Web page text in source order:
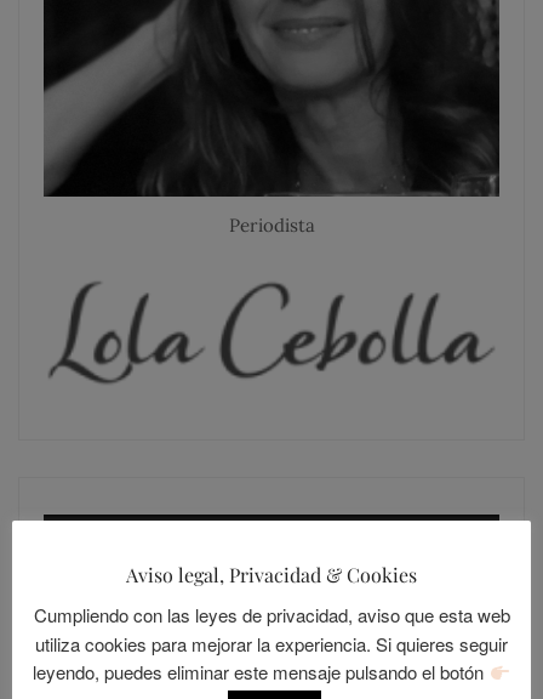
Periodista
Aviso legal, Privacidad & Cookies
Cumpliendo con las leyes de privacidad, aviso que esta web
utiliza cookies para mejorar la experiencia. Si quieres seguir
leyendo, puedes eliminar este mensaje pulsando el botón